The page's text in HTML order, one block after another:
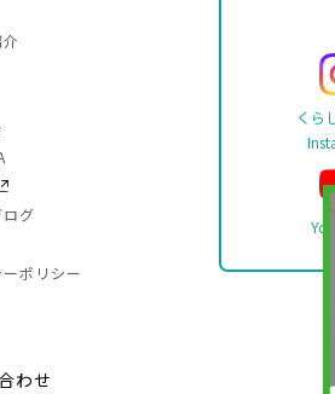
グ
ポリシー
わせ
くら